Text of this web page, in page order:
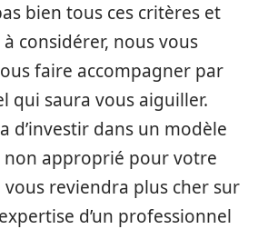
bien tous ces critères et
considérer, nous vous
faire accompagner par
qui saura vous aiguiller.
d’investir dans un modèle
approprié pour votre
reviendra plus cher sur
d’un professionnel